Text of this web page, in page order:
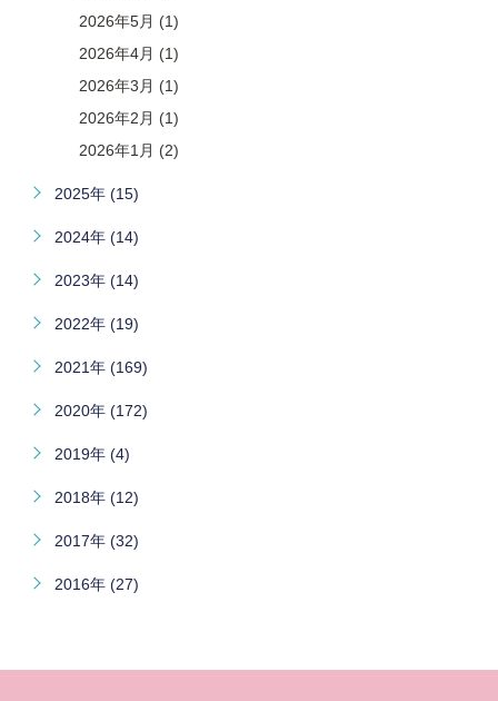
2026年5月 (1)
2026年4月 (1)
2026年3月 (1)
2026年2月 (1)
2026年1月 (2)
2025年 (15)
2024年 (14)
2023年 (14)
2022年 (19)
2021年 (169)
2020年 (172)
2019年 (4)
2018年 (12)
2017年 (32)
2016年 (27)